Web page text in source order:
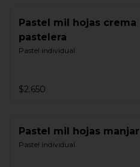
Pastel mil hojas crema
pastelera
Pastel individual
$2.650
Pastel mil hojas manjar
Pastel individual